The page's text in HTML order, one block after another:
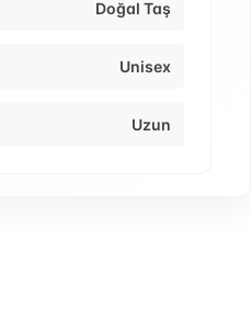
Doğal Taş
Unisex
Uzun